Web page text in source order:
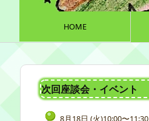
HOME
次回座談会・イベント
8月18日 (火)10:00〜11:30